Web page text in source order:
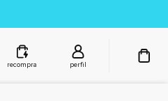
recompra perfil